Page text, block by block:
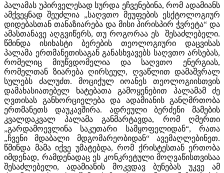
პალამას უპირველესად სურდა ეჩვენებინა, რომ ადამიანს
ამქვეყნად შეუძლია „საღვთო მეუფების ესქტოლოგიურ
დიდებასთან თანაზიარება და მისი პირისპირ ჭვრეტა“ და
ამასთანავე აღგვიწერს, თუ როგორაა ეს
შესაძლებელი.
წმინდა ისიხასტი ბერების თეოლოგიური დაცვისას
პალამა ერთმანეთისაგან განასხვავებს საღვთო არსებას,
რომელიც მიუწვდომელია და საღვთო ენერგიას,
რომელთან ზიარება ღირსეულ, ღვაწლით დამაშვრალ
სულებს ძალუძთ. მოციქულ იოანეს თეოლოგიისთვის
დამახასიათებელ ხატებათა გამოყენებით პალამამ ძე
ღვთისას განხორციელება და ადამიანის განღმრთობა
ერთმანეთს დაუკავშირა. ადრეული ბერძენი მამების
კვალდაკვალ პალამა განმარტავდა, რომ ღმერთი
„გარდამოევლინა საკუთარი სამყოფელიდან“, რათა
„ჩვენი მდაბალი მდგომარეობიდან“ ავემაღლებინეთ.
წმინდა მამა იქვე უმატებდა, რომ ქრისტესთან ერთობა
იმდენად, რამდენადაც ეს კონკრეტული მოღვაწისთვისაა
შესაძლებელი, ადამიანის მოკვდავ ბუნებას უკვე ამ